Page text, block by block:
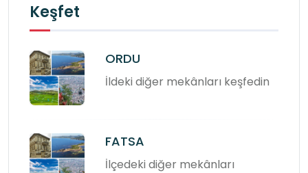
Keşfet
ORDU
İldeki diğer mekânları keşfedin
FATSA
İlçedeki diğer mekânları